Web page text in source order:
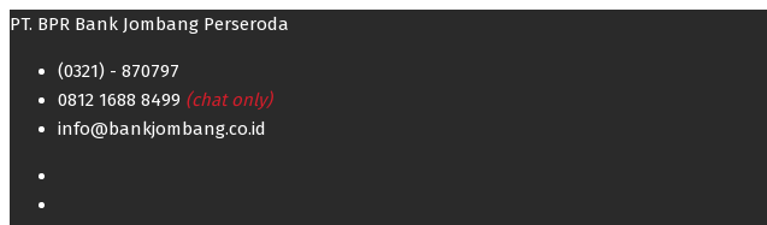
PT. BPR Bank Jombang Perseroda
(0321) - 870797
0812 1688 8499 (chat only)
info@bankjombang.co.id